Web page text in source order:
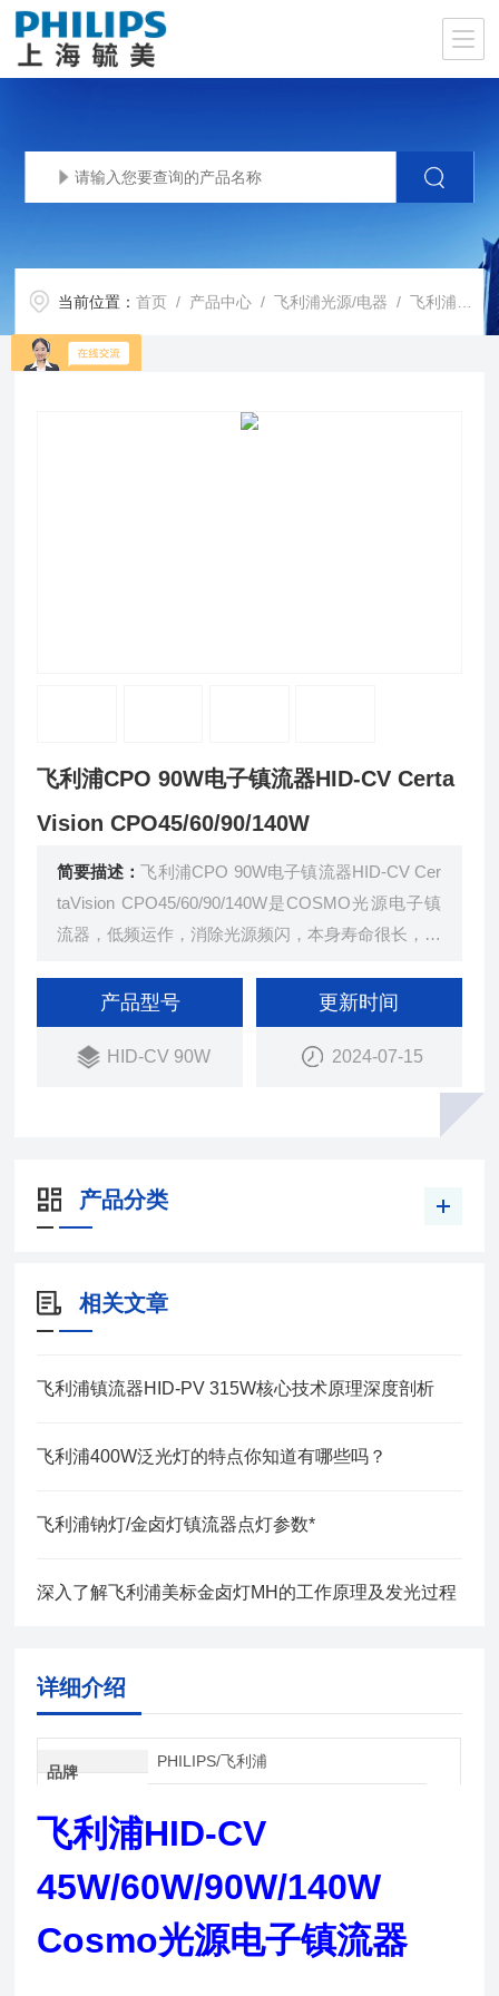
当前位置：首页 / 产品中心 /飞利浦光源/电器 /飞利浦HID电子镇流器系列
飞利浦CPO 90W电子镇流器HID-CV Certa
Vision CPO45/60/90/140W
简要描述：飞利浦CPO 90W电子镇流器HID-CV Cer
taVision CPO45/60/90/140W是COSMO光源电子镇
流器，低频运作，消除光源频闪，本身寿命很长，可
产品型号
HID-CV 90W
更新时间
2024-07-15
产品分类
相关文章
飞利浦镇流器HID-PV 315W核心技术原理深度剖析
飞利浦400W泛光灯的特点你知道有哪些吗？
飞利浦钠灯/金卤灯镇流器点灯参数*
深入了解飞利浦美标金卤灯MH的工作原理及发光过程
详细介绍
品牌
PHILIPS/飞利浦
飞利浦HID-CV
45W/60W/90W/140W
Cosmo光源电子镇流器